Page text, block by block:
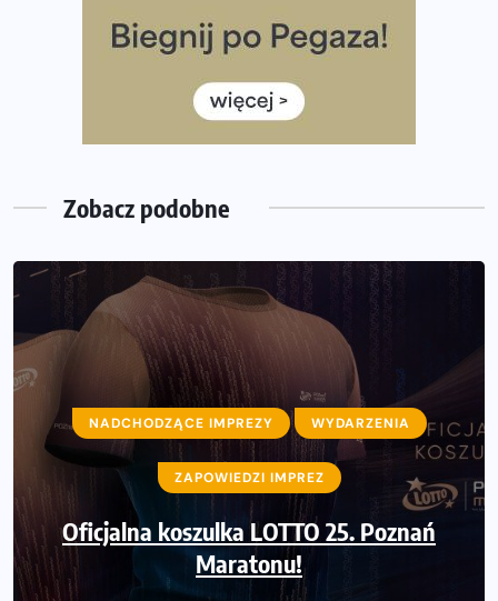
listach startowych są jeszcze wolne miejsca
Jaki smartwatch dla biegaczy, którzy chcą też przy
okazji trenować pod HYROX?
Jak zaplanować domowe cardio bez przepełniania
Zobacz podobne
NADCHODZĄCE IMPREZY WYDARZENIA
ZAPOWIEDZI IMPREZ
Oficjalna koszulka LOTTO 25. Poznań
Maratonu!
NADCHODZĄCE IMPREZY WYDARZENIA
ZAPOWIEDZI IMPREZ
Ostatnie wolne miejsca na jubileuszowy
Bieg Fabrykanta. Organizatorzy
odkrywają trasę dzień po dniu.